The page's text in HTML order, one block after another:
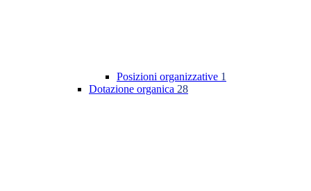
Posizioni organizzative 1
Dotazione organica 28